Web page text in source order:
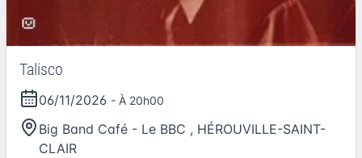
Talisco
06/11/2026 - À 20h00
Big Band Café - Le BBC , HÉROUVILLE-SAINT-
CLAIR